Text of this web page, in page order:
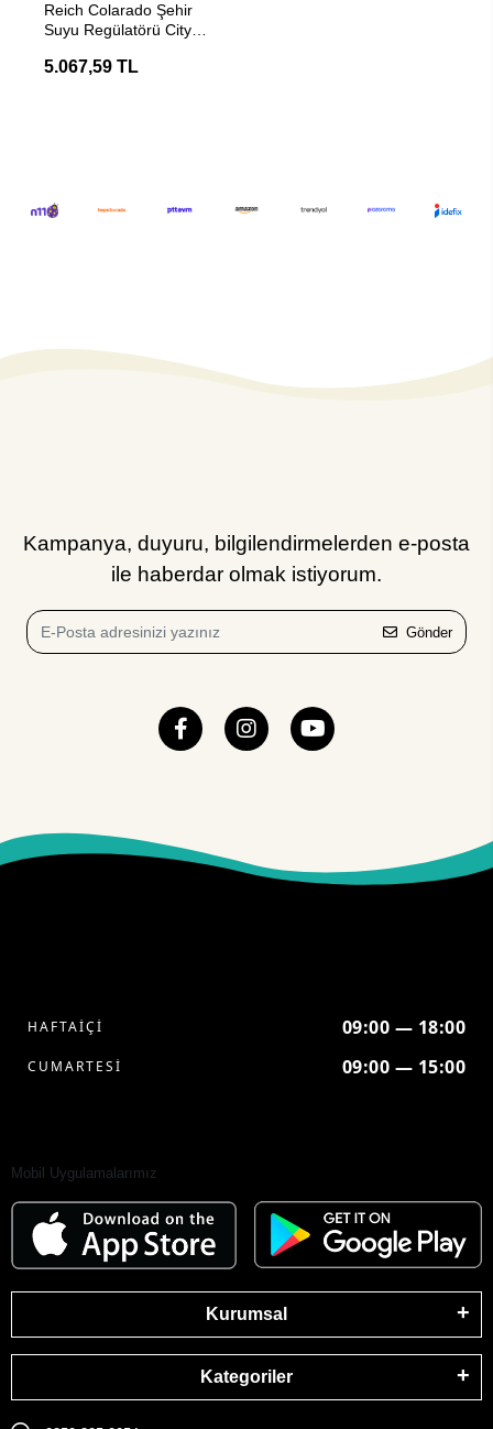
Reich Colarado Şehir
Suyu Regülatörü City
5.067,59 TL
Kampanya, duyuru, bilgilendirmelerden e-posta
ile haberdar olmak istiyorum.
Gönder
HAFTAİÇİ 09:00 — 18:00
CUMARTESİ 09:00 — 15:00
Mobil Uygulamalarımız
Kurumsal
Kategoriler